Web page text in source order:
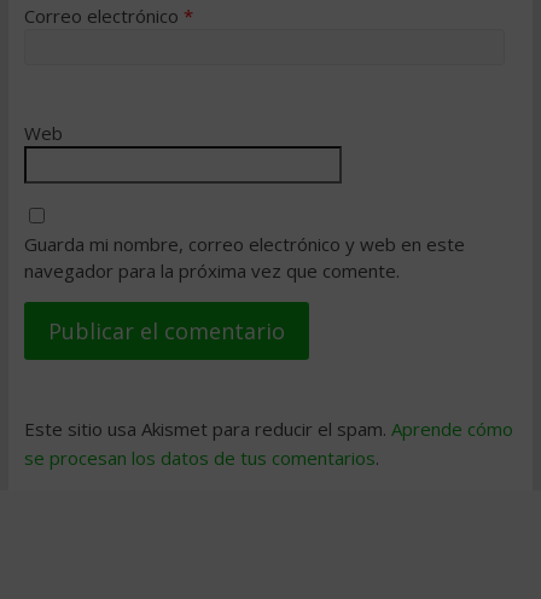
Correo electrónico *
Web
Guarda mi nombre, correo electrónico y web en este
navegador para la próxima vez que comente.
Este sitio usa Akismet para reducir el spam. Aprende cómo
se procesan los datos de tus comentarios.